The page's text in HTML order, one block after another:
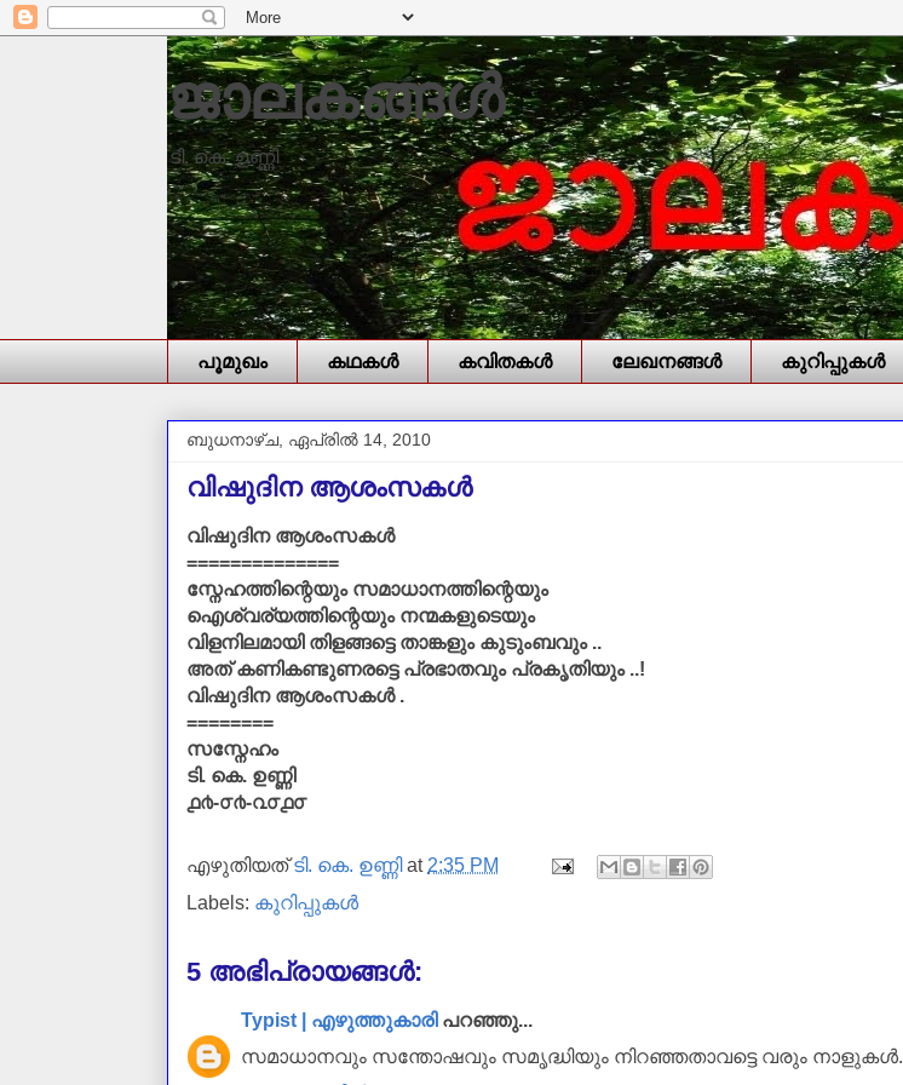
ജാലകങ്ങൾ
ടി. കെ. ഉണ്ണി
പൂമുഖം കഥകള്‍ കവിതകള്‍ ലേഖനങ്ങള്‍ കുറിപ്പുകള്‍
ബുധനാഴ്‌ച, ഏപ്രിൽ 14, 2010
വിഷുദിന ആശംസകള്‍
വിഷുദിന ആശംസകള്‍
==============
സ്നേഹത്തിന്റെയും സമാധാനത്തിന്റെയും
ഐശ്വര്യത്തിന്റെയും നന്മകളുടെയും
വിളനിലമായി തിളങ്ങട്ടെ താങ്കളും കുടുംബവും ..
അത് കണികണ്ടുണരട്ടെ പ്രഭാതവും പ്രകൃതിയും ..!
വിഷുദിന ആശംസകള്‍ .
========
സസ്നേഹം
ടി. കെ. ഉണ്ണി
൧൪-൦൪-൨൦൧൦
എഴുതിയത്ടി. കെ. ഉണ്ണി at 2:35 PM
Labels: കുറിപ്പുകള്‍
5 അഭിപ്രായങ്ങൾ:
Typist | എഴുത്തുകാരി പറഞ്ഞു...
സമാധാനവും സന്തോഷവും സമൃദ്ധിയും നിറഞ്ഞതാവട്ടെ വരും നാളുകള്‍.